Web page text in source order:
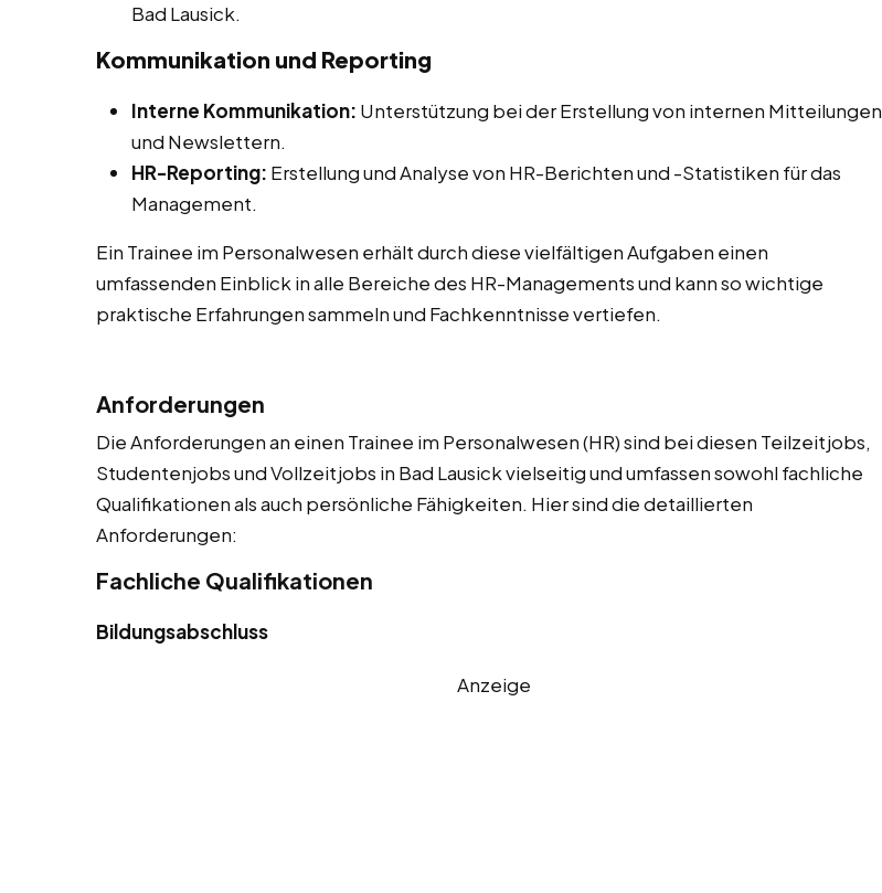
Bad Lausick.
Kommunikation und Reporting
Interne Kommunikation: Unterstützung bei der Erstellung von internen Mitteilungen
und Newslettern.
HR-Reporting: Erstellung und Analyse von HR-Berichten und -Statistiken für das
Management.
Ein Trainee im Personalwesen erhält durch diese vielfältigen Aufgaben einen
umfassenden Einblick in alle Bereiche des HR-Managements und kann so wichtige
praktische Erfahrungen sammeln und Fachkenntnisse vertiefen.
Anforderungen
Die Anforderungen an einen Trainee im Personalwesen (HR) sind bei diesen Teilzeitjobs,
Studentenjobs und Vollzeitjobs in Bad Lausick vielseitig und umfassen sowohl fachliche
Qualifikationen als auch persönliche Fähigkeiten. Hier sind die detaillierten
Anforderungen:
Fachliche Qualifikationen
Bildungsabschluss
Anzeige